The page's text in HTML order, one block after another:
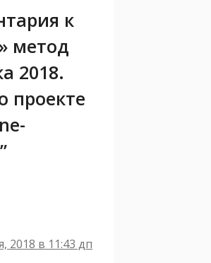
к
метод
2018.
проекте
2018 в 11:43 дп